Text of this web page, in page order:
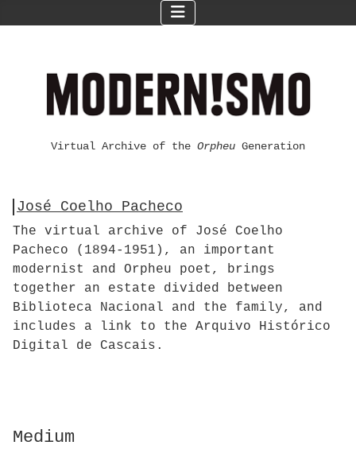
Virtual Archive of the Orpheu Generation
José Coelho Pacheco
The virtual archive of José Coelho
Pacheco (1894-1951), an important
modernist and Orpheu poet, brings
together an estate divided between
Biblioteca Nacional and the family, and
includes a link to the Arquivo Histórico
Digital de Cascais.
Medium